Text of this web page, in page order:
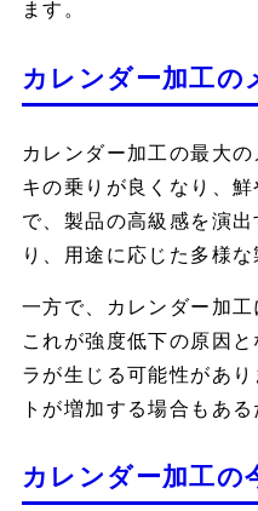
ます。
カレンダー加工の
カレンダー加工の最大の
キの乗りが良くなり、
で、製品の高級感を演
り、用途に応じた多様な
一方で、カレンダー加
これが強度低下の原因
ラが生じる可能性があ
トが増加する場合もあ
カレンダー加工の